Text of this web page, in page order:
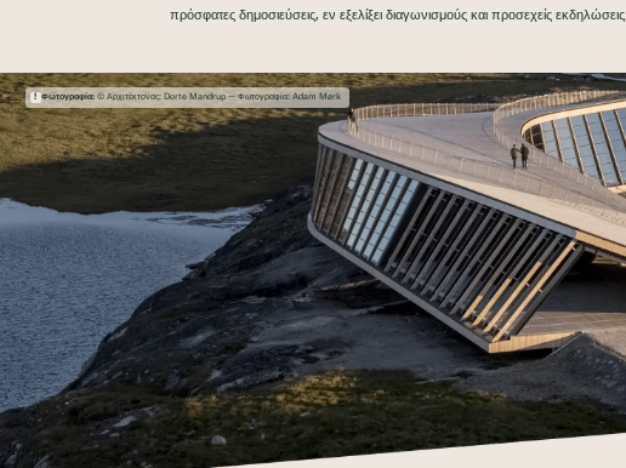
πρόσφατες δημοσιεύσεις, εν εξελίξει διαγωνισμούς και προσεχείς εκδηλώσεις.
Φωτογραφία:© Αρχιτέκτονας: Dorte Mandrup — Φωτογραφία: Adam Mørk